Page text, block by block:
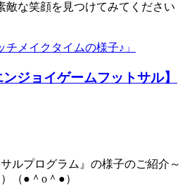
敵な笑顔を見つけてみてください
メイクタイムの様子♪」
ジョイゲームフットサル】
ルプログラム』の様子のご紹介～
（●＾o＾●）